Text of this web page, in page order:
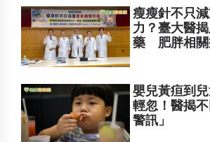
瘦瘦針不只
力？臺大醫
藥 肥胖相關
嬰兒黃疸到
輕忽！醫揭
警訊」